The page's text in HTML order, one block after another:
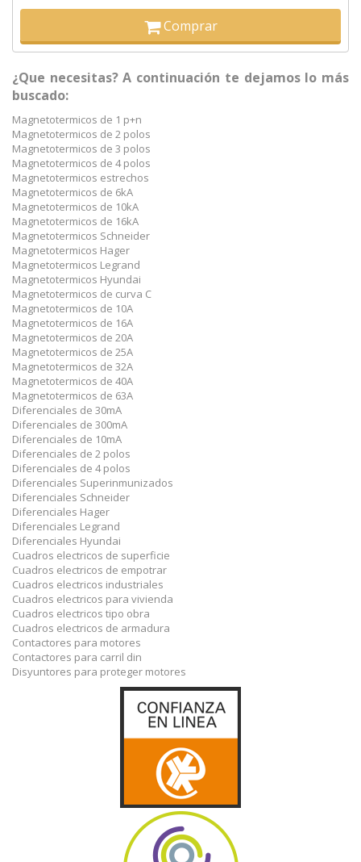
Comprar
¿Que necesitas? A continuación te dejamos lo más
buscado:
Magnetotermicos de 1 p+n
Magnetotermicos de 2 polos
Magnetotermicos de 3 polos
Magnetotermicos de 4 polos
Magnetotermicos estrechos
Magnetotermicos de 6kA
Magnetotermicos de 10kA
Magnetotermicos de 16kA
Magnetotermicos Schneider
Magnetotermicos Hager
Magnetotermicos Legrand
Magnetotermicos Hyundai
Magnetotermicos de curva C
Magnetotermicos de 10A
Magnetotermicos de 16A
Magnetotermicos de 20A
Magnetotermicos de 25A
Magnetotermicos de 32A
Magnetotermicos de 40A
Magnetotermicos de 63A
Diferenciales de 30mA
Diferenciales de 300mA
Diferenciales de 10mA
Diferenciales de 2 polos
Diferenciales de 4 polos
Diferenciales Superinmunizados
Diferenciales Schneider
Diferenciales Hager
Diferenciales Legrand
Diferenciales Hyundai
Cuadros electricos de superficie
Cuadros electricos de empotrar
Cuadros electricos industriales
Cuadros electricos para vivienda
Cuadros electricos tipo obra
Cuadros electricos de armadura
Contactores para motores
Contactores para carril din
Disyuntores para proteger motores